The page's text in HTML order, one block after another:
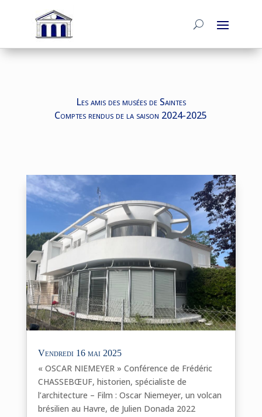
Les amis des musées de Saintes
Comptes rendus de la saison 2024-2025
Vendredi 16 mai 2025
« OSCAR NIEMEYER » Conférence de Frédéric
CHASSEBŒUF, historien, spécialiste de
l’architecture – Film : Oscar Niemeyer, un volcan
brésilien au Havre, de Julien Donada 2022